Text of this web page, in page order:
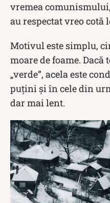
vremea
au respectat vreo cotă
Motivul este simplu,
moare de foame.
„verde”, acela este
puțini și în cele din
dar mai lent.